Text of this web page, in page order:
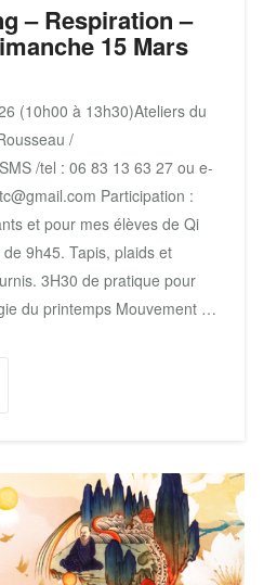
– Respiration –
15 Mars
(10h00 à 13h30)Ateliers du
/
/tel : 06 83 13 63 27 ou e-
Participation :
et pour mes élèves de Qi
9h45. Tapis, plaids et
3H30 de pratique pour
du printemps Mouvement …